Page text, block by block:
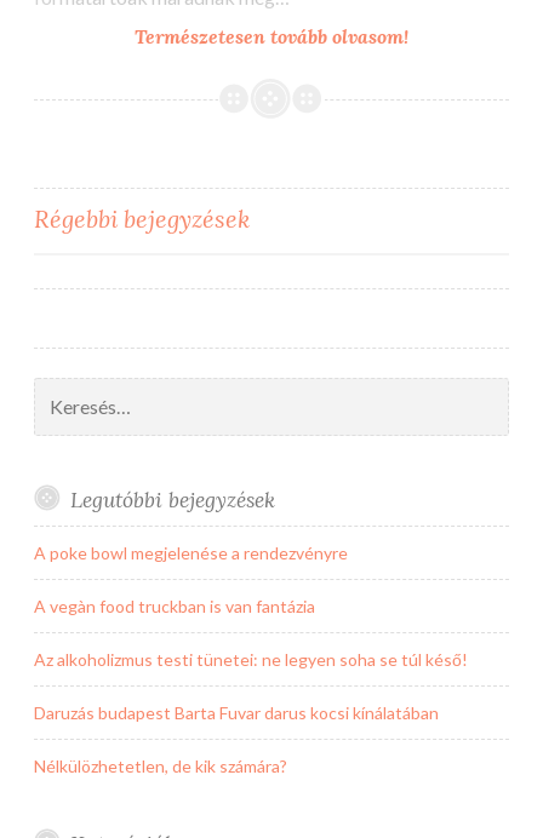
Természetesen tovább olvasom!Fürdőruha
és
nyomtatás
Bejegyzés
navigáció
Régebbi bejegyzések
Legutóbbi bejegyzések
A poke bowl megjelenése a rendezvényre
A vegàn food truckban is van fantázia
Az alkoholizmus testi tünetei: ne legyen soha se túl késő!
Daruzás budapest Barta Fuvar darus kocsi kínálatában
Nélkülözhetetlen, de kik számára?